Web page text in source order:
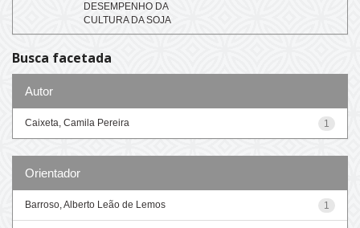
DESEMPENHO DA
CULTURA DA SOJA
Busca facetada
Autor
1
Caixeta, Camila Pereira
Orientador
1
Barroso, Alberto Leão de Lemos